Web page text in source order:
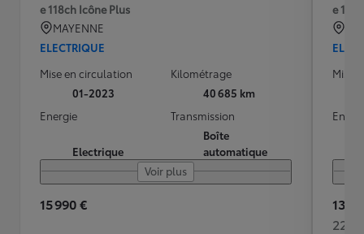
e 118ch Icône Plus
MAYENNE
ELECTRIQUE
Mise en circulation
01-2023
Kilométrage
40 685 km
Energie
Electrique
Transmission
Boîte
automatique
Voir plus
15 990 €
e
Mise
13
228